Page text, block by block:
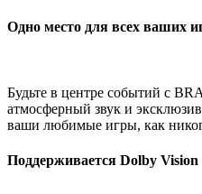
Одно место для всех ваших
Будьте в центре событий с
атмосферный звук и
ваши любимые игры, как
Поддерживается Dolby Vision